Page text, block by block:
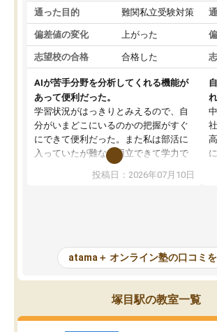
通った目的 難関私立受験対策
偏差値の変化 上がった
志望校の合格 合格した
AIが苦手分野を分析してくれる機能が
あって便利だった。
学習状況がはっきりとみえるので、自
分がいまどこにいるのかの把握がすぐ
にできて便利だった。また私は部活に
入っていたが難なく両立できて学力で
も部活でも結果を残すことができてよ
かった。また問題演習の際に、自分が
が、自分で自分の管理ができない人に
とっては難しい部分もあるのではない
かと思った。
投稿日：2026年07月10日
atama＋ オンライン塾の口コミ
塚目駅の教室一覧